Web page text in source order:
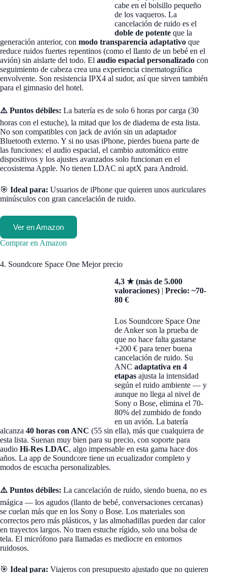
cabe en el bolsillo pequeño
de los vaqueros. La
cancelación de ruido es el
doble de potente que la
generación anterior, con modo transparencia adaptativo que
reduce ruidos fuertes repentinos (como el llanto de un bebé en el
avión) sin aislarte del todo. El audio espacial personalizado con
seguimiento de cabeza crea una experiencia cinematográfica
envolvente. Son resistencia IPX4 al sudor, así que sirven también
para el gimnasio del hotel.
⚠️ Puntos débiles: La batería es de solo 6 horas por carga (30
horas con el estuche), la mitad que los de diadema de esta lista.
No son compatibles con jack de avión sin un adaptador
Bluetooth externo. Y si no usas iPhone, pierdes buena parte de
las funciones: el audio espacial, el cambio automático entre
dispositivos y los ajustes avanzados solo funcionan en el
ecosistema Apple. No tienen LDAC ni aptX para Android.
🎯 Ideal para: Usuarios de iPhone que quieren unos auriculares
minúsculos con gran cancelación de ruido.
Ver en Amazon
Comprar en Amazon
4. Soundcore Space One Mejor precio
4,3 ★ (más de 5.000
valoraciones) |Precio: ~70-
80 €
Los Soundcore Space One
de Anker son la prueba de
que no hace falta gastarse
+200 € para tener buena
cancelación de ruido. Su
ANCadaptativa en 4
etapas ajusta la intensidad
según el ruido ambiente — y
aunque no llega al nivel de
Sony o Bose, elimina el 70-
80% del zumbido de fondo
en un avión. La batería
alcanza 40 horas con ANC (55 sin ella), más que cualquiera de
esta lista. Suenan muy bien para su precio, con soporte para
audio Hi-Res LDAC, algo impensable en esta gama hace dos
años. La app de Soundcore tiene un ecualizador completo y
modos de escucha personalizables.
⚠️ Puntos débiles: La cancelación de ruido, siendo buena, no es
mágica — los agudos (llanto de bebé, conversaciones cercanas)
se cuelan más que en los Sony o Bose. Los materiales son
correctos pero más plásticos, y las almohadillas pueden dar calor
en trayectos largos. No traen estuche rígido, solo una bolsa de
tela. El micrófono para llamadas es mediocre en entornos
ruidosos.
🎯 Ideal para: Viajeros con presupuesto ajustado que no quieren